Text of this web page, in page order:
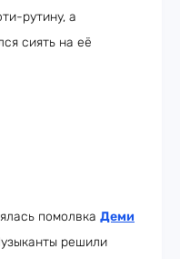
рутину, а
сиять на её
помолвка Деми
решили